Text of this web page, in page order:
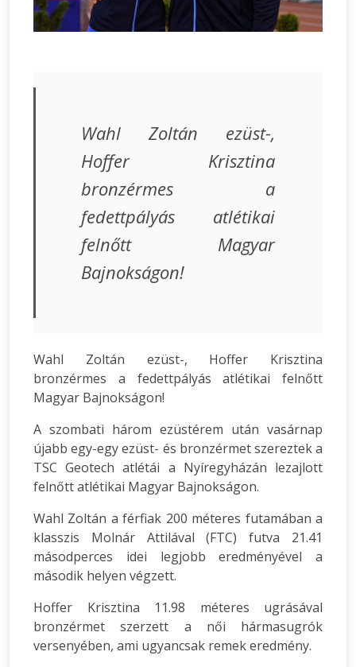
Wahl Zoltán ezüst-,
Hoffer Krisztina
bronzérmes a
fedettpályás atlétikai
felnőtt Magyar
Bajnokságon!
Wahl Zoltán ezüst-, Hoffer Krisztina
bronzérmes a fedettpályás atlétikai felnőtt
Magyar Bajnokságon!
A szombati három ezüstérem után vasárnap
újabb egy-egy ezüst- és bronzérmet szereztek a
TSC Geotech atlétái a Nyíregyházán lezajlott
felnőtt atlétikai Magyar Bajnokságon.
Wahl Zoltán a férfiak 200 méteres futamában a
klasszis Molnár Attilával (FTC) futva 21.41
másodperces idei legjobb eredményével a
második helyen végzett.
Hoffer Krisztina 11.98 méteres ugrásával
bronzérmet szerzett a női hármasugrók
versenyében, ami ugyancsak remek eredmény.